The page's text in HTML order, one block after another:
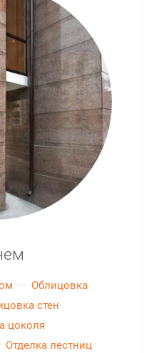
Облицовка
стен
цоколя
Отделка лестниц